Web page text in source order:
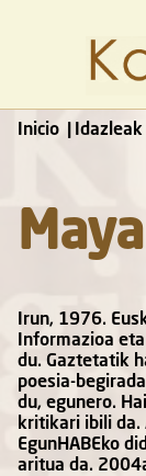
Inicio Idazleak
Irun, 1976.
Informazioa
du. Gaztetatik
poesia-
du, egunero.
kritikari ibili da.
EgunHABEko
aritua da.